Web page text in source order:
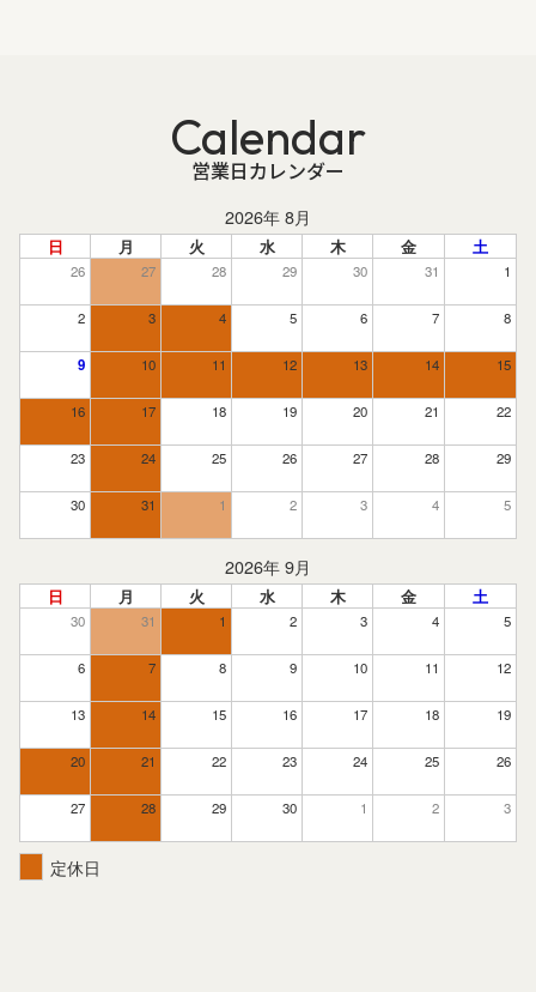
Calendar
営業日カレンダー
2026年 8月
日 月 火 水 木 金 土
26 27 28 29 30 31 1
2 3 4 5 6 7 8
9 10 11 12 13 14 15
16 17 18 19 20 21 22
23 24 25 26 27 28 29
30 31 1 2 3 4 5
2026年 9月
日 月 火 水 木 金 土
30 31 1 2 3 4 5
6 7 8 9 10 11 12
13 14 15 16 17 18 19
20 21 22 23 24 25 26
27 28 29 30 1 2 3
定休日